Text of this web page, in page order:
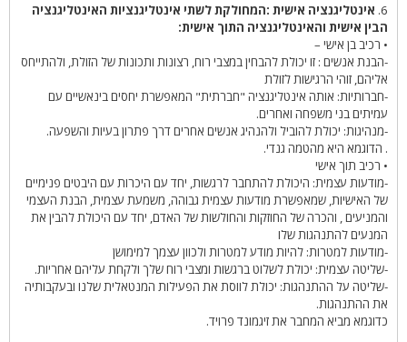
6. אינטליגנציה אישית :המחולקת לשתי אינטליגנציות האינטליגנציה
הבין אישית והאינטליגנציה התוך אישית:
• רכיב בן אישי –
-הבנת אנשים : זו יכולת להבחין במצבי רוח, רצונות ותכונות של הזולת, ולהתייחס
אליהם, זוהי הרגישות לזולת
-חברותיות: אותה אינטליגנציה "חברתית" המאפשרת יחסים בינאשיים עם
עמיתים בני משפחה ואחרים.
-מנהיגות: יכולת להוביל ולהנהיג אנשים אחרים דרך פתרון בעיות והשפעה.
. הדוגמא היא מהטמה גנדי.
• רכיב תוך אישי
-מודעות עצמית: היכולת להתחבר לרגשות, יחד עם היכרות עם היבטים פנימיים
של האישיות, שמאפשרת מודעות עצמית גבוהה, משמעת עצמית, הבנת העצמי
והמניעים , והכרה של החוזקות והחולשות של האדם, יחד עם היכולת להבין את
המנעים להתנהגות שלו
-מודעות למטרות: להיות מודע למטרות ולכוון עצמך למימושן
-שליטה עצמית: יכולת לשלוט ברגשות ומצבי רוח שלך ולקחת עליהם אחריות.
-שליטה על ההתנהגות: יכולת לווסת את הפעילות המנטאלית שלנו ובעקבותיה
את ההתנהגות.
כדוגמא מביא המחבר את זיגמונד פרויד.